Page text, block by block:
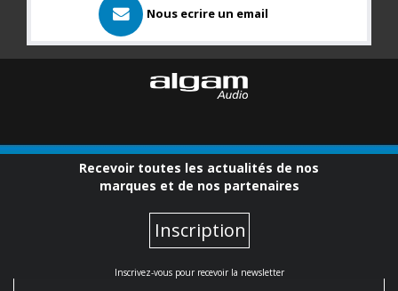
Nous ecrire un email
Recevoir toutes les actualités de nos
marques et de nos partenaires
Inscription
Inscrivez-vous pour recevoir la newsletter